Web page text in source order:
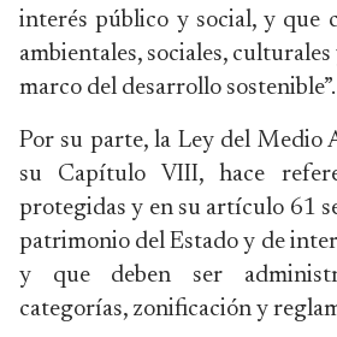
interés público y social, y que
ambientales, sociales,
marco del desarrollo sostenible”.
Por su parte, la Ley del Medio
su Capítulo VIII, hace
protegidas y en su artículo 61
patrimonio del Estado y de
y que deben ser
categorías, zonificación y